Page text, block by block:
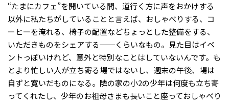
“たまにカフェ”を開いている間、道行く方に声をおかけする
以外に私たちがしていることと言えば、おしゃべりする、コ
ーヒーを淹れる、椅子の配置などちょっとした整備をする、
いただきものをシェアする──くらいなもの。見た目はイベ
ントっぽいけれど、意外と特別なことはしていないんです。も
とより忙しい人が立ち寄る場ではないし、週末の午後、場は
自ずと寛いだものになる。隣の家の小2の少年は何度も立ち寄
ってくれたし、少年のお祖母さまも長いこと座っておしゃべり